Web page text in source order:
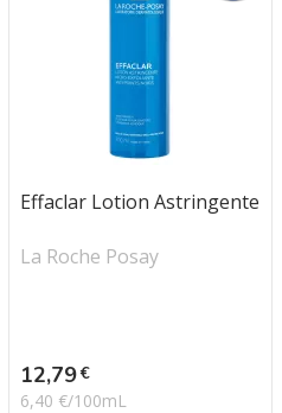
Effaclar Lotion Astringente
La Roche Posay
Prix
12,79€
6,40 €/100mL